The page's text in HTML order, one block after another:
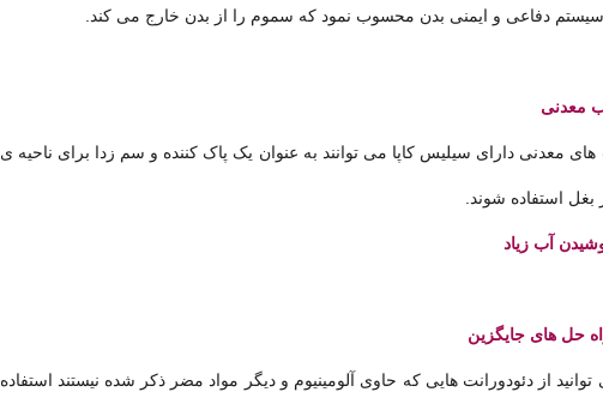
سیستم دفاعی و ایمنی بدن محسوب نمود که سموم را از بدن خارج می کند.
معدنی
معدنی دارای سیلیس کاپا می توانند به عنوان یک پاک کننده و سم زدا برای ناحیه ی
بغل استفاده شوند.
آبزیاد
حل های جایگزین
از دئودورانت هایی که حاوی آلومینیوم و دیگر مواد مضر ذکر شده نیستند استفاده